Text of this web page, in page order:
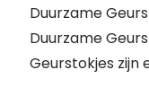
Duurzame
Duurzame
Geurstokjes zijn